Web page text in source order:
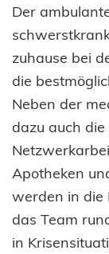
Der
zuhause bei
die
Neben der
dazu auch
Apotheken
werden in die
das Team
in